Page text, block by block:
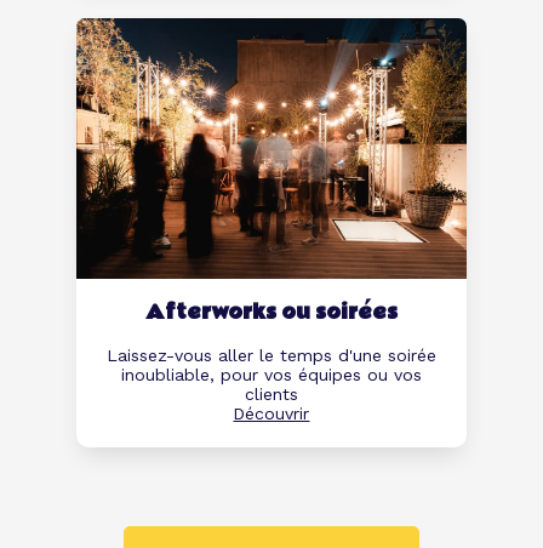
Afterworks ou soirées
Laissez-vous aller le temps d'une soirée
inoubliable, pour vos équipes ou vos
clients
Découvrir